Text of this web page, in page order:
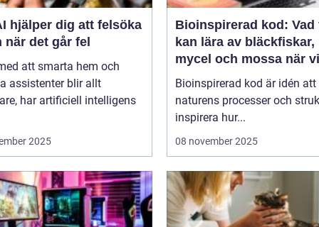
hjälper dig att felsöka
när det går fel
att smarta hem och
assistenter blir allt
har artificiell intelligens
2025
Bioinspirerad kod: Vad
kan lära av bläckfiskar,
mycel och mossa när vi
bygger nya system
Bioinspirerad kod är idén
naturens processer och
inspirera hur...
08 november 2025